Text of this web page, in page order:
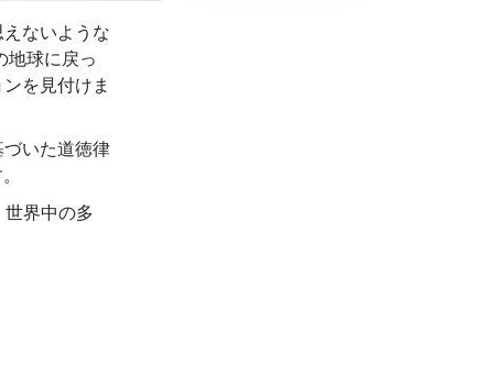
広報活動の基礎
ターゲットとゴール
ないような
地球に戻っ
を見付けま
いた道徳律
界中の多